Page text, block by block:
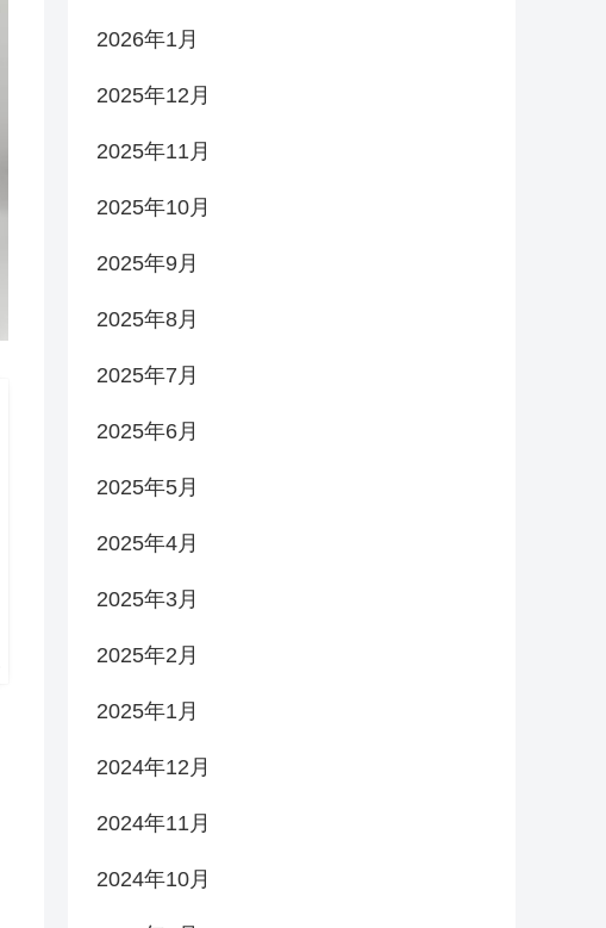
2026年1月
2025年12月
2025年11月
2025年10月
2025年9月
2025年8月
2025年7月
2025年6月
2025年5月
2025年4月
2025年3月
2025年2月
2025年1月
2024年12月
2024年11月
2024年10月